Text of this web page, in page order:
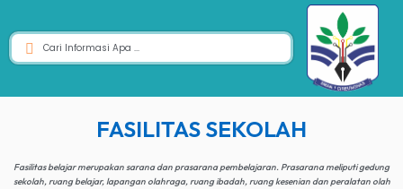
FASILITAS SEKOLAH
Fasilitas belajar merupakan sarana dan prasarana pembelajaran. Prasarana meliputi gedung
sekolah, ruang belajar, lapangan olahraga, ruang ibadah, ruang kesenian dan peralatan olah